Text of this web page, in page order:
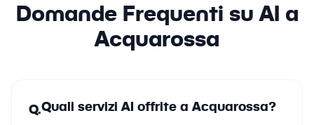
Domande Frequenti su AI a
Acquarossa
Q.Quali servizi AI offrite a Acquarossa?